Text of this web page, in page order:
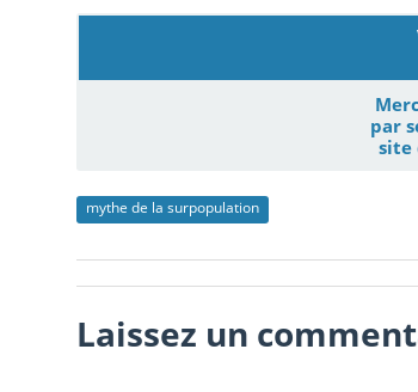
par
site
mythe de la surpopulation
Laissez un